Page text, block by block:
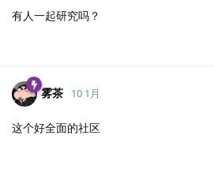
有人一起研究吗？
雾茶 10 1月
这个好全面的社区